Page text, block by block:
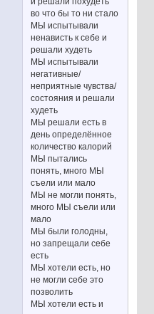
во что бы то ни стало
МЫ испытывали
ненависть к себе и
решали худеть
МЫ испытывали
негативные/
неприятные чувства/
состояния и решали
худеть
МЫ решали есть в
день определённое
количество калорий
МЫ пытались
понять, много МЫ
съели или мало
МЫ не могли понять,
много МЫ съели или
мало
МЫ были голодны,
но запрещали себе
есть
МЫ хотели есть, но
не могли себе это
позволить
МЫ хотели есть и